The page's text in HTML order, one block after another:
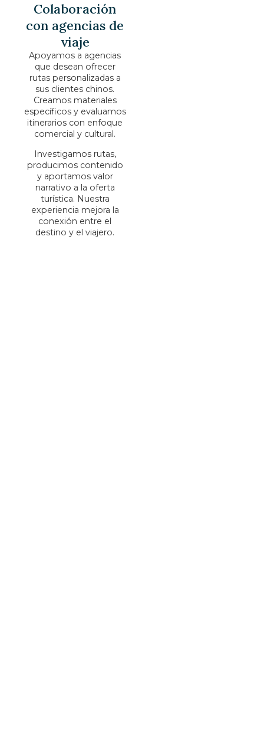
Colaboración
con agencias de
viaje
Apoyamos a agencias
que desean ofrecer
rutas personalizadas a
sus clientes chinos.
Creamos materiales
específicos y evaluamos
itinerarios con enfoque
comercial y cultural.
Investigamos rutas,
producimos contenido
y aportamos valor
narrativo a la oferta
turística. Nuestra
experiencia mejora la
conexión entre el
destino y el viajero.